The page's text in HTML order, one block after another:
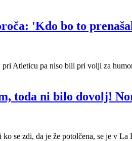
'Kdo bo to
pri Atleticu pa niso bili pri volji za
toda ni bilo dovolj!
se zdi, da je že potolčena, se je v